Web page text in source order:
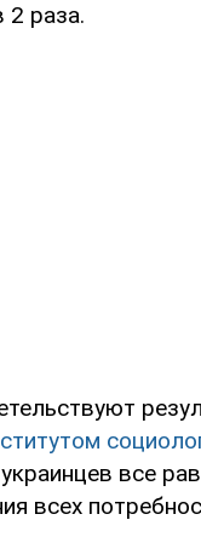
2 раза.
все
всех